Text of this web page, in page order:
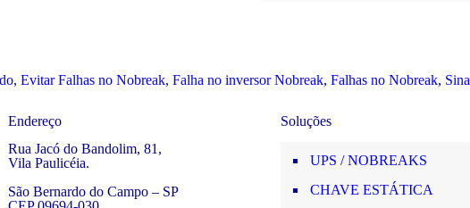
, Evitar Falhas no Nobreak, Falha no inversor Nobreak, Falhas no Nobreak,
Endereço
Rua Jacó do Bandolim, 81,
Vila Paulicéia.
São Bernardo do Campo – SP
Soluções
UPS / NOBREAKS
CHAVE ESTÁTICA